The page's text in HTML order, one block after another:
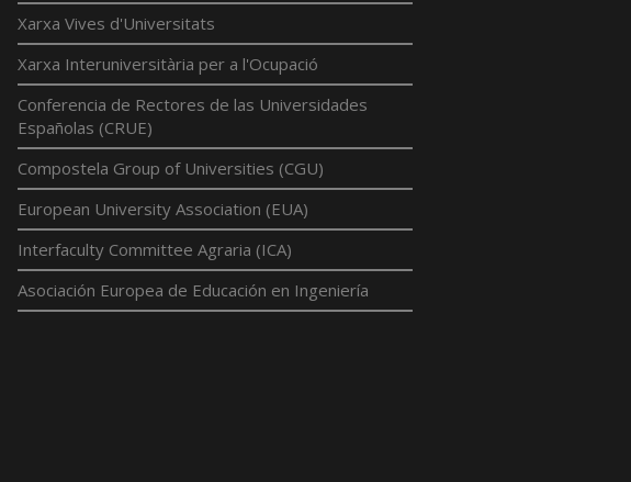
Xarxa Vives d'Universitats
Xarxa Interuniversitària per a l'Ocupació
Conferencia de Rectores de las Universidades
Españolas (CRUE)
Compostela Group of Universities (CGU)
European University Association (EUA)
Interfaculty Committee Agraria (ICA)
Asociación Europea de Educación en Ingeniería